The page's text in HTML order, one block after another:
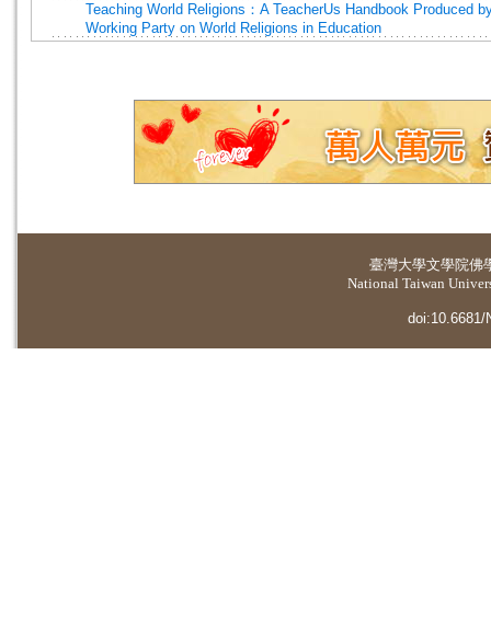
Teaching World Religions：A TeacherUs Handbook Produced
Working Party on World Religions in Education
臺灣大學文學院佛
National Taiwan
doi:10.6681/